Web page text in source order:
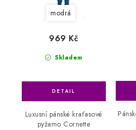
modrá
Skladem
969 Kč
Luxusní pánské kraťasové
pyžamo Cornette